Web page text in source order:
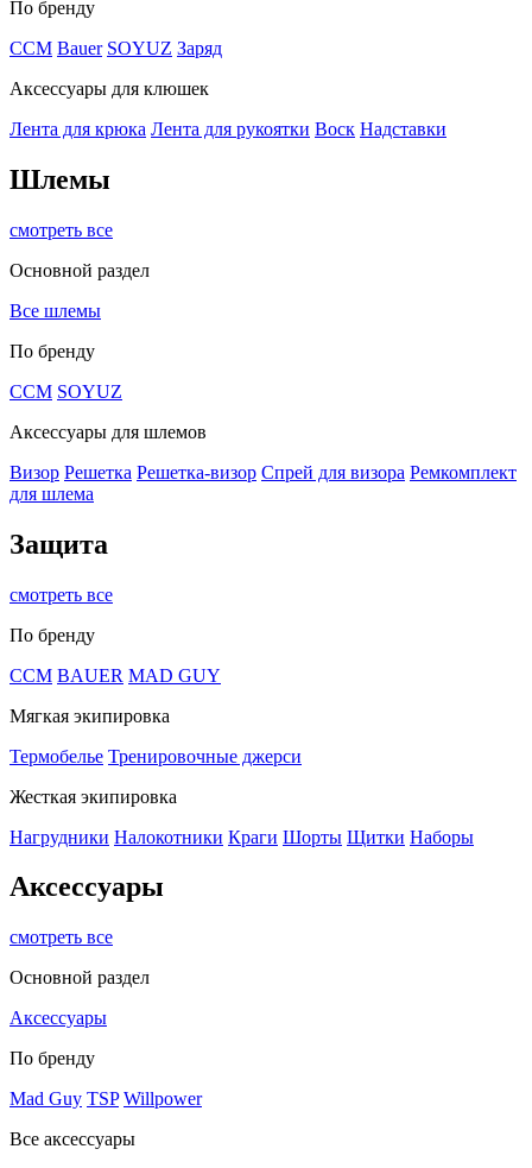
По бренду
CCM Bauer SOYUZ Заряд
Аксессуары для клюшек
Лента для крюка Лента для рукоятки Воск Надставки
Шлемы
смотреть все
Основной раздел
Все шлемы
По бренду
CCM SOYUZ
Аксессуары для шлемов
Визор Решетка Решетка-визор Спрей для визора Ремкомплект
для шлема
Защита
смотреть все
По бренду
CCM BAUER MAD GUY
Мягкая экипировка
Термобелье Тренировочные джерси
Жесткая экипировка
Нагрудники Налокотники Краги Шорты Щитки Наборы
Аксессуары
смотреть все
Основной раздел
Аксессуары
По бренду
Mad Guy TSP Willpower
Все аксессуары